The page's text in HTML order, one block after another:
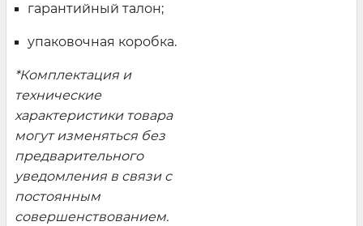
гарантийный талон;
упаковочная коробка.
*Комплектация и
технические
характеристики товара
могут изменяться без
предварительного
уведомления в связи с
постоянным
совершенствованием.